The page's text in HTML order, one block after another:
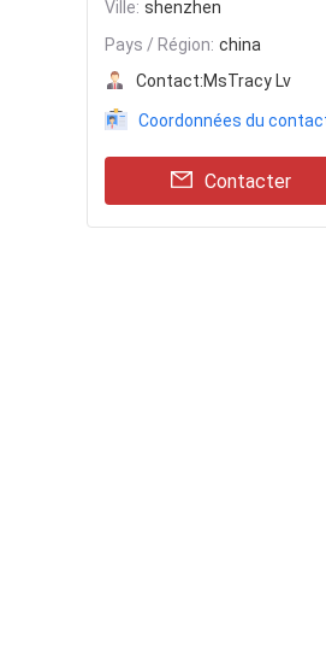
Ville: shenzhen
Pays / Région: china
Contact:MsTracy Lv
Coordonnées du
Contacter